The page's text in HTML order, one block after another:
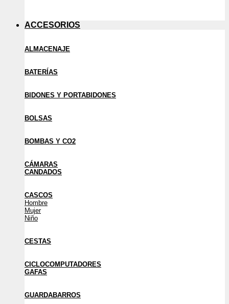
ACCESORIOS
ALMACENAJE
BATERÍAS
BIDONES Y PORTABIDONES
BOLSAS
BOMBAS Y CO2
CÁMARAS
CANDADOS
CASCOS
Hombre
Mujer
Niño
CESTAS
CICLOCOMPUTADORES
GAFAS
GUARDABARROS